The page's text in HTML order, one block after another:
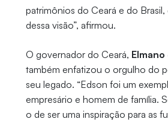
patrimônios do Ceará e do
dessa visão”, afirmou.
O governador do Ceará,
também enfatizou o orgulho do
seu legado. “Edson foi um
empresário e homem de família.
o de ser uma inspiração para as